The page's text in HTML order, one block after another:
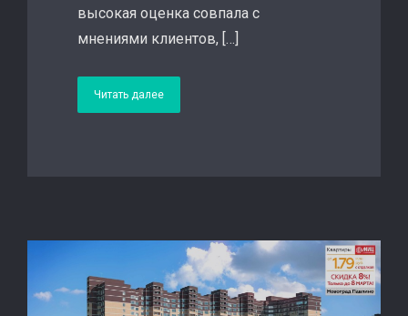
высокая оценка совпала с
мнениями клиентов, […]
Читать далее